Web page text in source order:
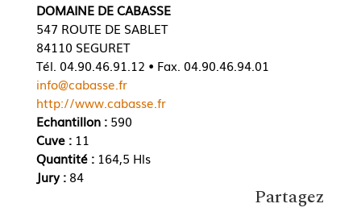
DOMAINE DE CABASSE
547 ROUTE DE SABLET
84110 SEGURET
Tél. 04.90.46.91.12 • Fax. 04.90.46.94.01
info@cabasse.fr
http://www.cabasse.fr
Echantillon :590
Cuve : 11
Quantité : 164,5 Hls
Jury : 84
Partagez